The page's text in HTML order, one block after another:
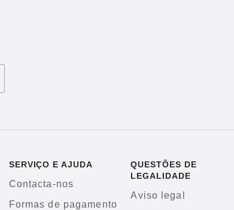
SERVIÇO E AJUDA
Contacta-nos
Formas de pagamento
QUESTÕES DE
LEGALIDADE
Aviso legal